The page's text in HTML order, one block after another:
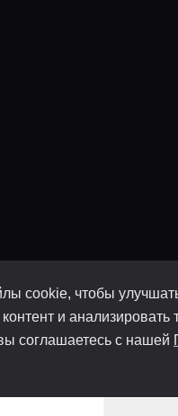
cookie, чтобы
и
соглашаетесь с нашей